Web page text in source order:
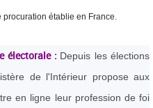
établie en France.
électorale : Depuis les élections
de l'Intérieur propose aux
en ligne leur profession de foi